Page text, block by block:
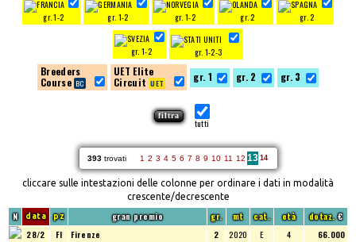
gr. 1-2 gr. 1-2 gr. 1-2 gr. 2 gr. 2
gr. 1-2 gr. 1-2-3
Breeders
Course
UET Elite
Circuit
gr. 1 gr. 2 gr. 3
tutti
393trovati 1 2 3 4 5 6 7 8 9 10 11 12 13 14
cliccare sulle intestazioni delle colonne per ordinare i dati in modalità
crescente/decrescente
N data pz gran premio gr. mt cat. età dotaz.€
28/2 FI Firenze 2 2020 E 4
66.000